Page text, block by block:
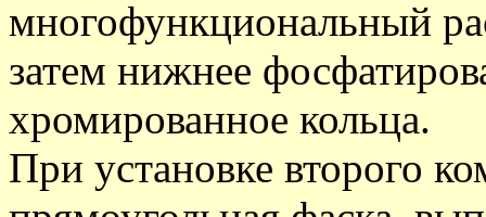
многофункциональный
затем нижнее
хромированное кольца.
При установке второго